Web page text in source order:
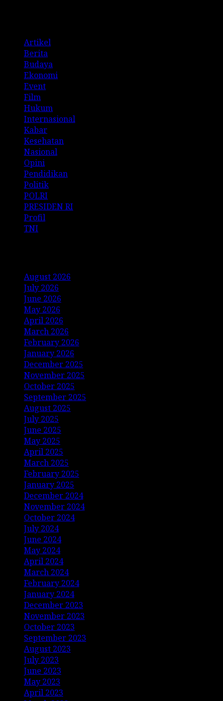
Artikel
Berita
Budaya
Ekonomi
Event
Film
Hukum
Internasional
Kabar
Kesehatan
Nasional
Opini
Pendidikan
Politik
POLRI
PRESIDEN RI
Profil
TNI
August 2026
July 2026
June 2026
May 2026
April 2026
March 2026
February 2026
January 2026
December 2025
November 2025
October 2025
September 2025
August 2025
July 2025
June 2025
May 2025
April 2025
March 2025
February 2025
January 2025
December 2024
November 2024
October 2024
July 2024
June 2024
May 2024
April 2024
March 2024
February 2024
January 2024
December 2023
November 2023
October 2023
September 2023
August 2023
July 2023
June 2023
May 2023
April 2023